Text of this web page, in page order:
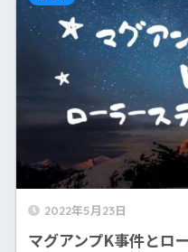
2022年5月23日
マグアンプK事件とロ